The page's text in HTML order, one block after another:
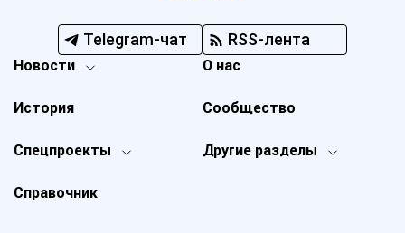
Telegram-чат RSS-лента
Новости
Спецпроекты Другие разделы
История
О нас
Справочник
Сообщество